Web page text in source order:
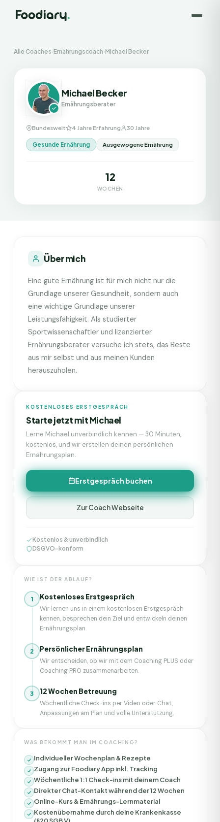
Alle Coaches›Ernährungscoach›Michael Becker
Michael Becker
Ernährungsberater
Bundesweit 4 Jahre Erfahrung 30 Jahre
Gesunde Ernährung Ausgewogene Ernährung
12
WOCHEN
Über mich
Eine gute Ernährung ist für mich nicht nur die
Grundlage unserer Gesundheit, sondern auch
eine wichtige Grundlage unserer
Leistungsfähigkeit. Als studierter
Sportwissenschaftler und lizenzierter
Ernährungsberater versuche ich stets, das Beste
aus mir selbst und aus meinen Kunden
herauszuholen.
KOSTENLOSES ERSTGESPRÄCH
Starte jetzt mitMichael
Lerne Michael unverbindlich kennen — 30 Minuten,
kostenlos, und wir erstellen deinen persönlichen
Ernährungsplan.
Erstgespräch buchen
Zur Coach Webseite
Kostenlos & unverbindlich
DSGVO-konform
WIE IST DER ABLAUF?
1 Kostenloses Erstgespräch
Wir lernen uns in einem kostenlosen Erstgespräch
kennen, besprechen dein Ziel und entwickeln deinen
Ernährungsplan.
2 Persönlicher Ernährungsplan
Wir entscheiden, ob wir mit dem Coaching PLUS oder
Coaching PRO zusammenarbeiten.
3 12 Wochen Betreuung
Wöchentliche Check-ins per Video oder Chat,
Anpassungen am Plan und volle Unterstützung.
WAS BEKOMMT MAN IM COACHING?
Individueller Wochenplan & Rezepte
Zugang zur Foodiary App inkl. Tracking
Wöchentliche 1:1 Check-ins mit deinem Coach
Direkter Chat-Kontakt während der 12 Wochen
Online-Kurs & Ernährungs-Lernmaterial
Kostenübernahme durch deine Krankenkasse